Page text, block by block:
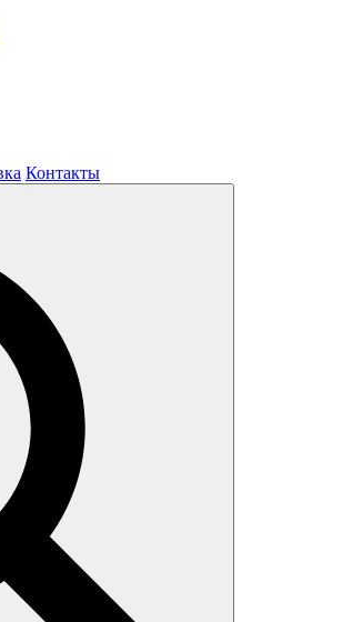
Контакты